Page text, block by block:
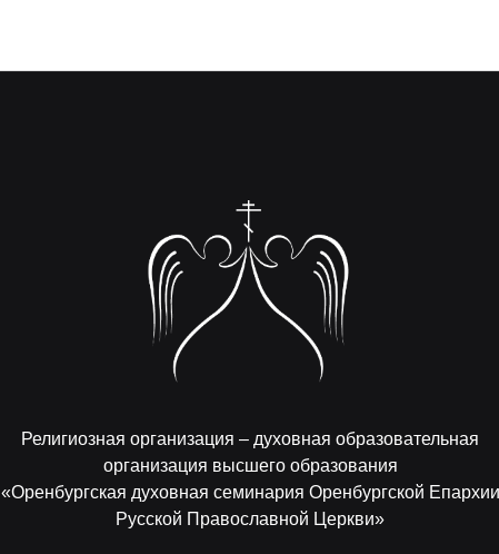
Религиозная организация – духовная образовательная
организация высшего образования
«Оренбургская духовная семинария Оренбургской Епархии
Русской Православной Церкви»